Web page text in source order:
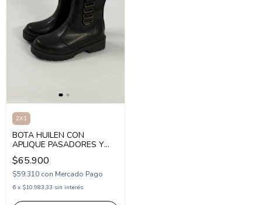
2X1
BOTA HUILEN CON
APLIQUE PASADORES Y
CIERRE 27-36 (1HUANYE)
$65.900
$59.310 con Mercado Pago
6 x $10.983,33 sin interés